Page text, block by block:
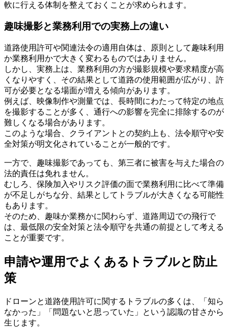
軟に行える体制を整えておくことが求められます。
趣味撮影と業務利用での実務上の違い
道路使用許可や関連法令の適用自体は、原則として趣味利用
か業務利用かで大きく変わるものではありません。
しかし、実務上は、業務利用の方が撮影規模や要求精度が高
くなりやすく、その結果として道路の使用範囲が広がり、許
可が必要となる場面が増える傾向があります。
例えば、映像制作や測量では、長時間にわたって特定の地点
を撮影することが多く、通行への影響を完全に排除するのが
難しくなる場合があります。
このような場合、クライアントとの契約上も、法令順守や安
全対策が明文化されていることが一般的です。
一方で、趣味撮影であっても、第三者に被害を与えた場合の
法的責任は免れません。
むしろ、保険加入やリスク評価の面で業務利用に比べて準備
が不足しがちな分、結果としてトラブルが大きくなる可能性
もあります。
そのため、趣味か業務かに関わらず、道路周辺での飛行で
は、最低限の安全対策と法令順守を共通の前提として考える
ことが重要です。
申請や運用でよくあるトラブルと防止
策
ドローンと道路使用許可に関するトラブルの多くは、「知ら
なかった」「問題ないと思っていた」という認識の甘さから
生じます。